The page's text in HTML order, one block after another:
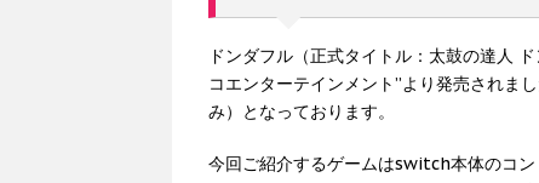
ドンダフル（正式タイトル：太鼓の達人
コエンターテインメント”より発売されま
み）となっております。
今回ご紹介するゲームはswitch本体のコ